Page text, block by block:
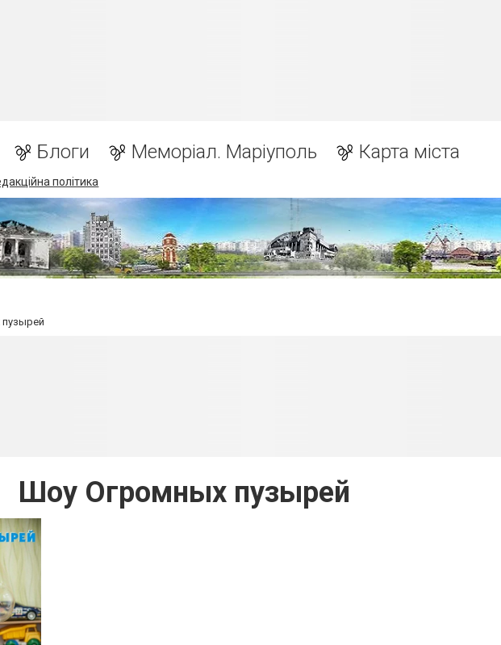
Блоги Меморіал. Маріуполь Карта міста
політика
Шоу Огромных пузырей